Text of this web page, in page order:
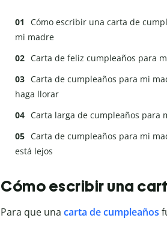
Cómo escribir una carta de
mi madre
Carta de feliz cumpleaños para
Carta de cumpleaños para mi
haga llorar
Carta larga de cumpleaños para
Carta de cumpleaños para mi
está lejos
Cómo escribir una
Para que una carta de cumpleaños